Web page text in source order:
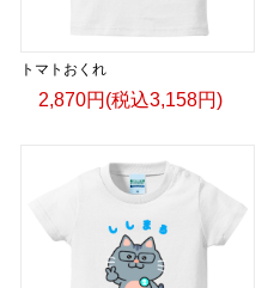
トマトおくれ
2,870円(税込3,158円)